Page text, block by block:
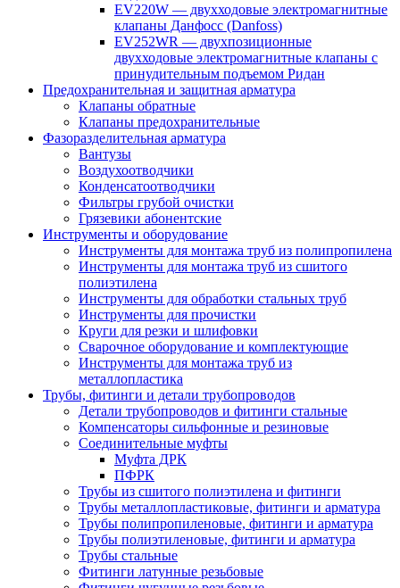
EV220W — двухходовые электромагнитные
клапаны Данфосс (Danfoss)
EV252WR — двухпозиционные
двухходовые электромагнитные клапаны с
принудительным подъемом Ридан
Предохранительная и защитная арматура
Клапаны обратные
Клапаны предохранительные
Фазоразделительная арматура
Вантузы
Воздухоотводчики
Конденсатоотводчики
Фильтры грубой очистки
Грязевики абонентские
Инструменты и оборудование
Инструменты для монтажа труб из полипропилена
Инструменты для монтажа труб из сшитого
полиэтилена
Инструменты для обработки стальных труб
Инструменты для прочистки
Круги для резки и шлифовки
Сварочное оборудование и комплектующие
Инструменты для монтажа труб из
металлопластика
Трубы, фитинги и детали трубопроводов
Детали трубопроводов и фитинги стальные
Компенсаторы сильфонные и резиновые
Соединительные муфты
Муфта ДРК
ПФРК
Трубы из сшитого полиэтилена и фитинги
Трубы металлопластиковые, фитинги и арматура
Трубы полипропиленовые, фитинги и арматура
Трубы полиэтиленовые, фитинги и арматура
Трубы стальные
Фитинги латунные резьбовые